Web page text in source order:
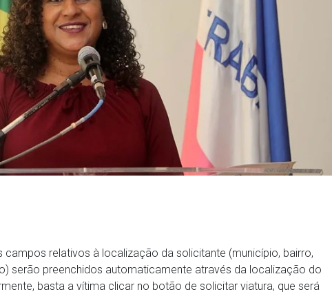
campos relativos à localização da solicitante (município, bairro,
serão preenchidos automaticamente através da localização do
basta a vítima clicar no botão de solicitar viatura, que será